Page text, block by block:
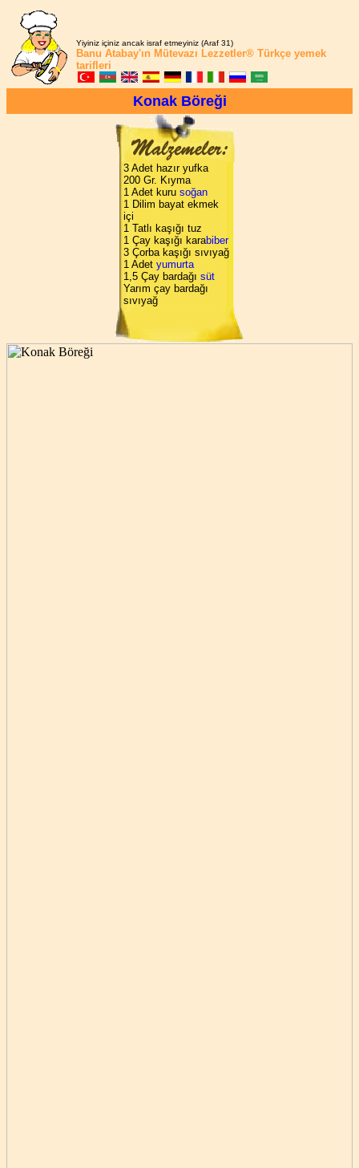
Yiyiniz içiniz ancak israf etmeyiniz (Araf 31)
Banu Atabay'ın Mütevazı Lezzetler® Türkçe yemek
tarifleri
Konak Böreği
3 Adet hazır yufka
200 Gr. Kıyma
1 Adet kuru soğan
1 Dilim bayat ekmek
içi
1 Tatlı kaşığı tuz
1 Çay kaşığı karabiber
3 Çorba kaşığı sıvıyağ
1 Adet yumurta
1,5 Çay bardağı süt
Yarım çay bardağı
sıvıyağ